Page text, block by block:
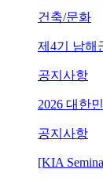
건축/문화
제4기 남해
공지사항
2026 대한
공지사항
[KIA